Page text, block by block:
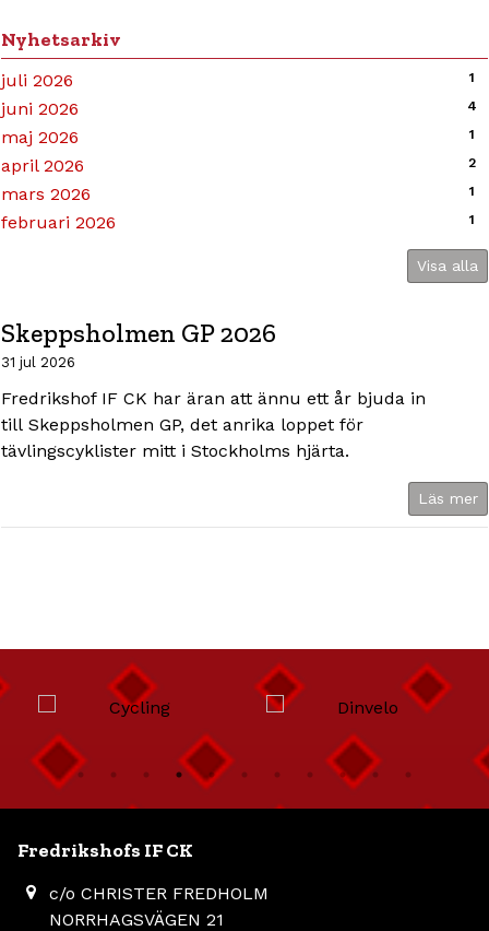
Nyhetsarkiv
juli 2026 1
juni 2026 4
maj 2026 1
april 2026 2
mars 2026 1
februari 2026 1
Visa alla
Skeppsholmen GP 2026
31 jul 2026
Fredrikshof IF CK har äran att ännu ett år bjuda in
till Skeppsholmen GP, det anrika loppet för
tävlingscyklister mitt i Stockholms hjärta.
Läs mer
Fredrikshofs IF CK
c/o CHRISTER FREDHOLM
NORRHAGSVÄGEN 21